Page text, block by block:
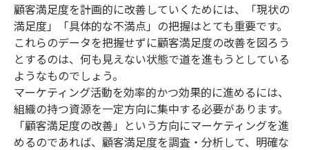
顧客満足度を計画的に改善していくためには、「現状の
満足度」「具体的な不満点」の把握はとても重要です。
これらのデータを把握せずに顧客満足度の改善を図ろう
とするのは、何も見えない状態で道を進もうとしている
ようなものでしょう。
マーケティング活動を効率的かつ効果的に進めるには、
組織の持つ資源を一定方向に集中する必要があります。
「顧客満足度の改善」という方向にマーケティングを進
めるのであれば、顧客満足度を調査・分析して、明確な